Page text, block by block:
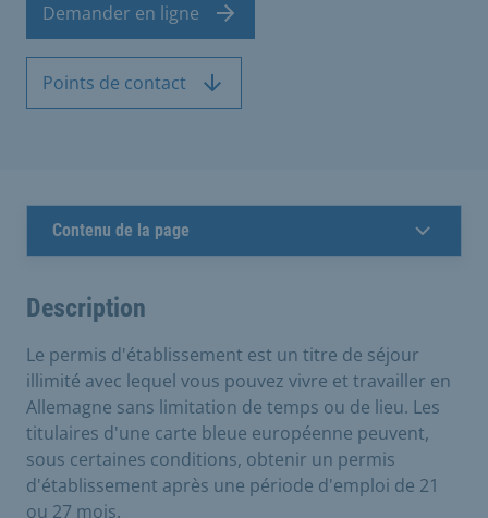
Demander en ligne
Points de contact
Contenu de la page
Description
Le permis d'établissement est un titre de séjour
illimité avec lequel vous pouvez vivre et travailler en
Allemagne sans limitation de temps ou de lieu. Les
titulaires d'une carte bleue européenne peuvent,
sous certaines conditions, obtenir un permis
d'établissement après une période d'emploi de 21
ou 27 mois.